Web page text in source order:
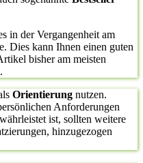
in der Vergangenheit am
Dies kann Ihnen einen guten
bisher am meisten
Orientierung nutzen.
Anforderungen
ist, sollten weitere
hinzugezogen